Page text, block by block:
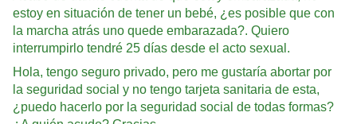
estoy en situación de tener un bebé, ¿es posible que con
la marcha atrás uno quede embarazada?. Quiero
interrumpirlo tendré 25 días desde el acto sexual.
Hola, tengo seguro privado, pero me gustaría abortar por
la seguridad social y no tengo tarjeta sanitaria de esta,
¿puedo hacerlo por la seguridad social de todas formas?